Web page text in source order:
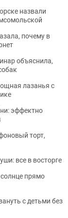
назвали
почему в
объяснила,
лазанья с
эффектно
торт,
все в восторге
прямо
с детьми без